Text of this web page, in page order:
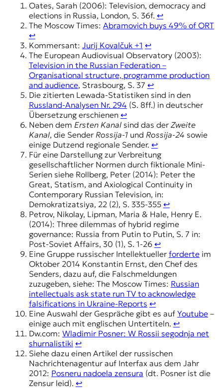
Oates, Sarah (2006): Television, democracy and
elections in Russia, London, S. 36f. ↩︎
The Moscow Times: Abramovich buys 49% of ORT
↩︎
Kommersant: Jurij Kovalčuk +1 ↩︎
The European Audiovisual Observatory (2003):
Television in the Russian Federation –
Organisational structure, programme production
and audience, Strasbourg, S. 37 ↩︎
Die zitierten Lewada-Statistiken sind in den
Russland-Analysen Nr. 294 (S. 8ff.) in deutscher
Übersetzung erschienen ↩︎
Neben dem Ersten Kanalsind das der Zweite
Kanal, die Sender Rossija-1und Rossija-24 sowie
einige Dutzend regionale Sender. ↩︎
Für eine Darstellung zur Verbreitung
gesellschaftlicher Normen durch fiktionale Mini-
Serien siehe Rollberg, Peter (2014): Peter the
Great, Statism, and Axiological Continuity in
Contemporary Russian Television, in:
Demokratizatsiya, 22 (2), S. 335-355 ↩︎
Petrov, Nikolay, Lipman, Maria & Hale, Henry E.
(2014): Three dilemmas of hybrid regime
governance: Russia from Putin to Putin, S. 7 in:
Post-Soviet Affairs, 30 (1), S. 1-26 ↩︎
Eine Gruppe russischer Intellektueller forderteim
Oktober 2014 Konstantin Ernst, den Chef des
Senders, dazu auf, die Falschmeldungen
zuzugeben, siehe: The Moscow Times: Russian
intellectuals ask state run TV to acknowledge
falsifications in Ukraine-Reports ↩︎
Eine Auswahl der Gespräche gibt es auf Youtube–
einige auch mit englischen Untertiteln. ↩︎
Dw.com: Wladimir Posner: W Rossii segodnja net
shurnalistiki ↩︎
Siehe dazu einen Artikel der russischen
Nachrichtenagentur auf Interfax aus dem Jahr
2012: Posneru nadoela zensura (dt. Posner ist die
Zensur leid). ↩︎